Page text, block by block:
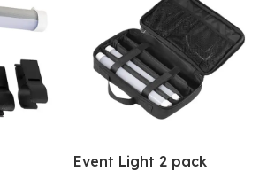
Event Light 2 pack